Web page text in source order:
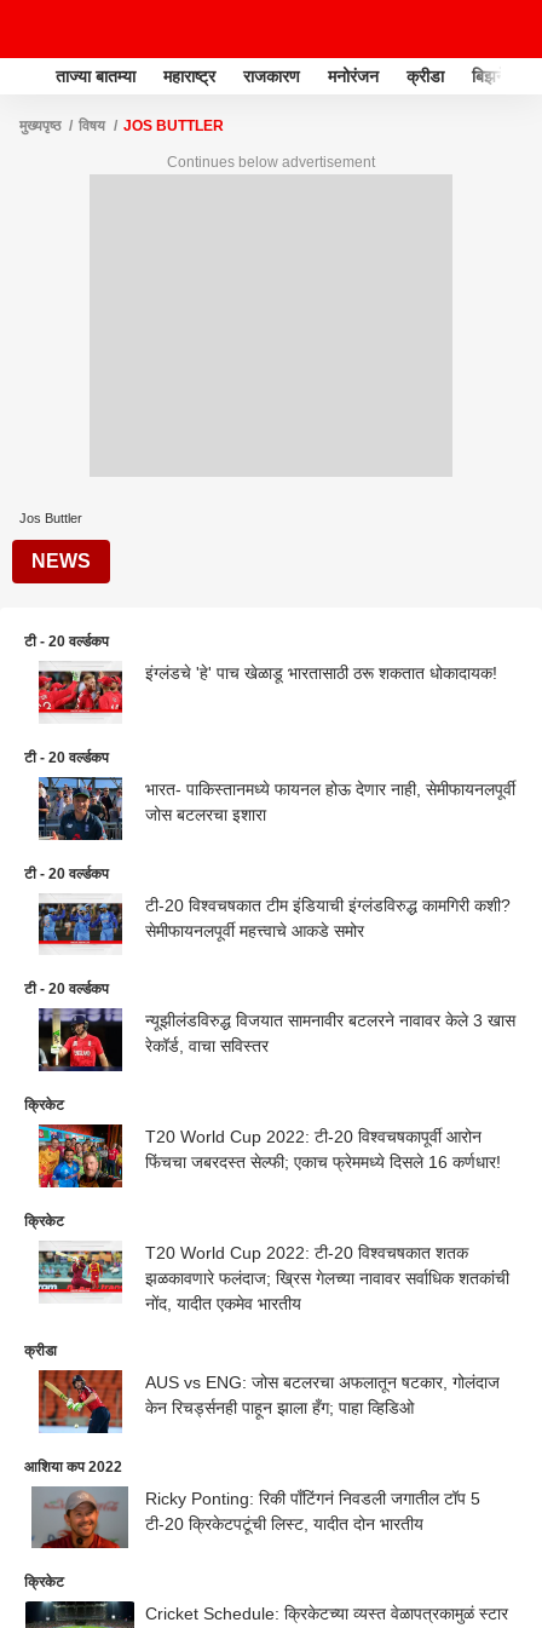
ताज्या बातम्या महाराष्ट्र राजकारण मनोरंजन क्रीडा बिझनेस
मुख्यपृष्ठ विषय JOS BUTTLER
Continues below advertisement
Jos Buttler
NEWS
टी - 20 वर्ल्डकप
इंग्लंडचे 'हे' पाच खेळाडू भारतासाठी ठरू शकतात धोकादायक!
टी - 20 वर्ल्डकप
भारत- पाकिस्तानमध्ये फायनल होऊ देणार नाही, सेमीफायनलपूर्वी
जोस बटलरचा इशारा
टी - 20 वर्ल्डकप
टी-20 विश्वचषकात टीम इंडियाची इंग्लंडविरुद्ध कामगिरी कशी?
सेमीफायनलपूर्वी महत्त्वाचे आकडे समोर
टी - 20 वर्ल्डकप
न्यूझीलंडविरुद्ध विजयात सामनावीर बटलरने नावावर केले 3 खास
रेकॉर्ड, वाचा सविस्तर
क्रिकेट
T20 World Cup 2022: टी-20 विश्वचषकापूर्वी आरोन
फिंचचा जबरदस्त सेल्फी; एकाच फ्रेममध्ये दिसले 16 कर्णधार!
क्रिकेट
T20 World Cup 2022: टी-20 विश्वचषकात शतक
झळकावणारे फलंदाज; ख्रिस गेलच्या नावावर सर्वाधिक शतकांची
नोंद, यादीत एकमेव भारतीय
क्रीडा
AUS vs ENG: जोस बटलरचा अफलातून षटकार, गोलंदाज
केन रिचर्ड्सनही पाहून झाला हँग; पाहा व्हिडिओ
आशिया कप 2022
Ricky Ponting: रिकी पाँटिंगनं निवडली जगातील टॉप 5
टी-20 क्रिकेटपटूंची लिस्ट, यादीत दोन भारतीय
क्रिकेट
Cricket Schedule: क्रिकेटच्या व्यस्त वेळापत्रकामुळं स्टार